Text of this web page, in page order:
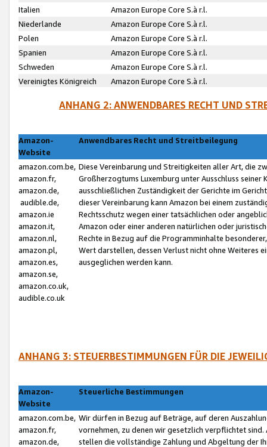
Italien
Amazon Europe Core S.à r.l.
Niederlande
Amazon Europe Core S.à r.l.
Polen
Amazon Europe Core S.à r.l.
Spanien
Amazon Europe Core S.à r.l.
Schweden
Amazon Europe Core S.à r.l.
Vereinigtes Königreich
Amazon Europe Core S.à r.l.
ANHANG 2: ANWENDBARES RECHT UND
Amazon-
Website
Anwendbares Recht und Streitbeilegung
amazon.com.be,
amazon.fr,
amazon.de,
audible.de,
amazon.ie
amazon.it,
amazon.nl,
amazon.pl,
amazon.es,
amazon.se,
amazon.co.uk,
audible.co.uk
Diese Vereinbarung und Streitigkeiten aller Art, die
Großherzogtums Luxemburg unter Ausschluss
ausschließlichen Zuständigkeit der Gerichte im
dieser Vereinbarung kann Amazon bei einem
Rechtsschutz wegen einer tatsächlichen oder
Amazon oder einer anderen natürlichen oder
Rechte in Bezug auf die Programminhalte
Wert darstellen, dessen Verlust nicht ohne Weiteres
ausgeglichen werden kann.
ANHANG 3: STEUERBESTIMMUNGEN FÜR DIE
Amazon-
Website
Steuerliche Bestimmungen
amazon.com.be,
amazon.fr,
amazon.de,
Wir dürfen in Bezug auf Beträge, auf deren
vornehmen, zu denen wir gesetzlich verpflichtet
stellen die vollständige Zahlung und Abgeltung der